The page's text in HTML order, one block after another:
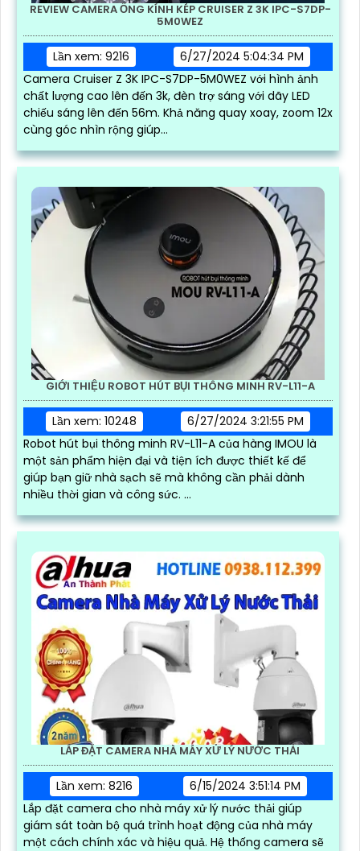
REVIEW CAMERA ỐNG KÍNH KÉP CRUISER Z 3K IPC-S7DP-
5M0WEZ
Lần xem: 9216
6/27/2024 5:04:34 PM
Camera Cruiser Z 3K IPC-S7DP-5M0WEZ với hình ảnh
chất lượng cao lên đến 3k, đèn trợ sáng với dãy LED
chiếu sáng lên đến 56m. Khả năng quay xoay, zoom 12x
cùng góc nhìn rộng giúp...
GIỚI THIỆU ROBOT HÚT BỤI THÔNG MINH RV-L11-A
Lần xem: 10248
6/27/2024 3:21:55 PM
Robot hút bụi thông minh RV-L11-A của hàng IMOU là
một sản phẩm hiện đại và tiện ích được thiết kế để
giúp bạn giữ nhà sạch sẽ mà không cần phải dành
nhiều thời gian và công sức. ...
LẮP ĐẶT CAMERA NHÀ MÁY XỬ LÝ NƯỚC THẢI
Lần xem: 8216
6/15/2024 3:51:14 PM
Lắp đặt camera cho nhà máy xử lý nước thải giúp
giám sát toàn bộ quá trình hoạt động của nhà máy
một cách chính xác và hiệu quả. Hệ thống camera sẽ